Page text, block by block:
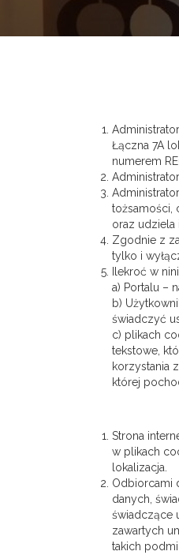
Łączna 7A
numerem
tożsamości,
oraz udziela
Zgodnie z
tylko i
Ilekroć w
a) Portalu –
b)
świadczyć
c) plikach
tekstowe,
korzystania
której
Strona
w plikach
lokalizacja.
Odbiorcami
danych,
świadczące
zawartych
takich